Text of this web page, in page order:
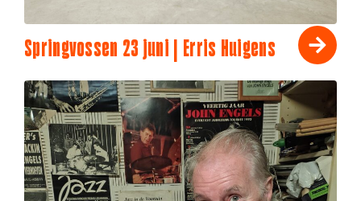
Springvossen 23 juni | Erris Huigens